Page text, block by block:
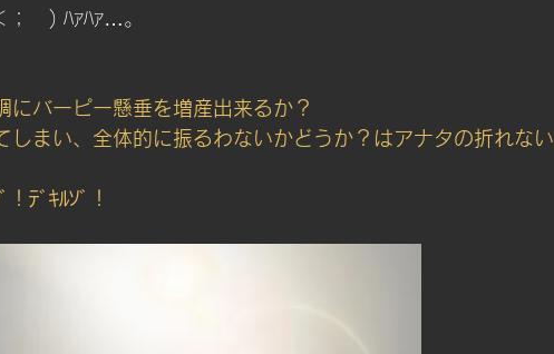
　) ﾊｧﾊｧ…。
にバーピー懸垂を増産出来るか？
しまい、全体的に振るわないかどうか？はアナタの折れない
ﾃﾞｷﾙｿﾞ！